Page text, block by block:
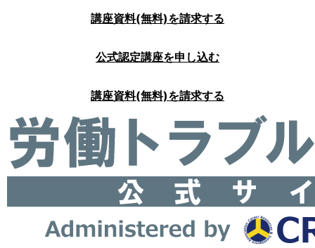
講座資料(無料)を請求する
公式認定講座を申し込む
講座資料(無料)を請求する